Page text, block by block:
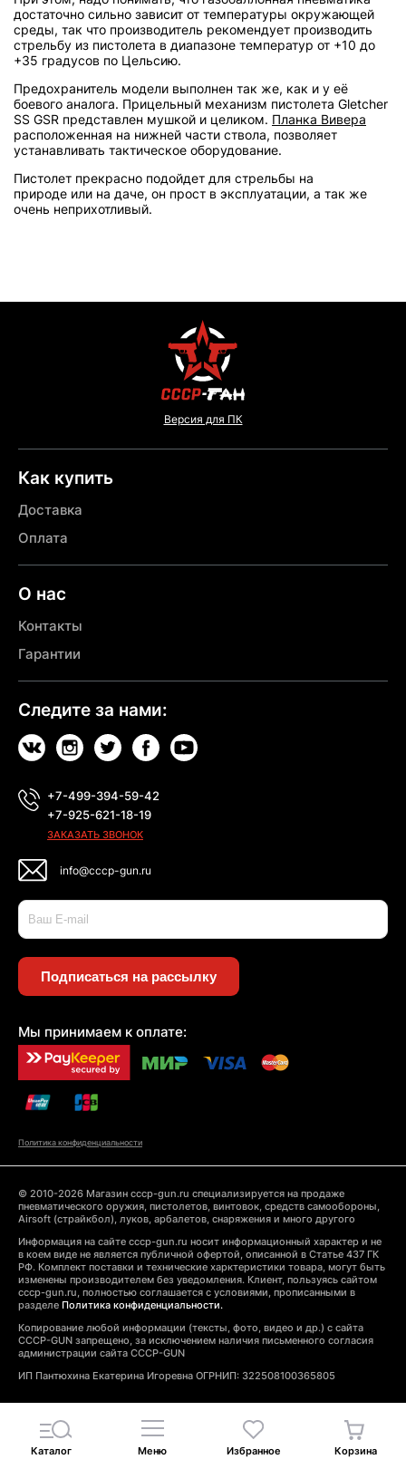
достаточно сильно зависит от температуры окружающей
среды, так что производитель рекомендует производить
стрельбу из пистолета в диапазоне температур от +10 до
+35 градусов по Цельсию.
Предохранитель модели выполнен так же, как и у её
боевого аналога. Прицельный механизм пистолета Gletcher
SS GSR представлен мушкой и целиком. Планка Вивера
расположенная на нижней части ствола, позволяет
устанавливать тактическое оборудование.
Пистолет прекрасно подойдет для стрельбы на
природе или на даче, он прост в эксплуатации, а так же
очень неприхотливый.
Версия для ПК
Как купить
Доставка
Оплата
О нас
Контакты
Гарантии
Следите за нами:
+7-499-394-59-42
+7-925-621-18-19
ЗАКАЗАТЬ ЗВОНОК
info@cccp-gun.ru
Подписаться на рассылку
Мы принимаем к оплате:
Политика конфиденциальности
© 2010-2026 Магазин cccp-gun.ru специализируется на продаже
пневматического оружия, пистолетов, винтовок, средств самообороны,
Airsoft (страйкбол), луков, арбалетов, снаряжения и много другого
Информация на сайте cccp-gun.ru носит информационный характер и не
в коем виде не является публичной офертой, описанной в Статье 437 ГК
РФ. Комплект поставки и технические харктеристики товара, могут быть
изменены производителем без уведомления. Клиент, пользуясь сайтом
cccp-gun.ru, полностью соглашается с условиями, прописанными в
разделе Политика конфиденциальности.
Копирование любой информации (тексты, фото, видео и др.) с сайта
CCCP-GUN запрещено, за исключением наличия письменного согласия
администрации сайта CCCP-GUN
ИП Пантюхина Екатерина Игоревна ОГРНИП: 322508100365805
Каталог Меню Избранное Корзина